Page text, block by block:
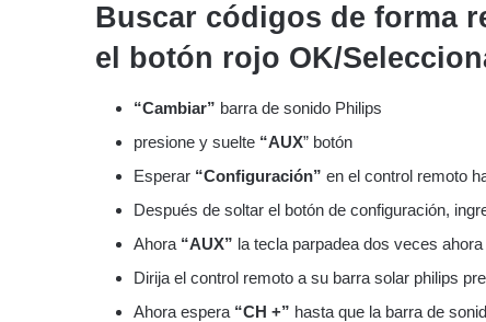
Buscar códigos de forma
el botón rojo OK/
“Cambiar” barra de sonido Philips
presione y suelte “AUX” botón
Esperar “Configuración” en el control remoto
Después de soltar el botón de configuración,
Ahora “AUX” la tecla parpadea dos veces ahora
Dirija el control remoto a su barra solar philips
Ahora espera “CH +” hasta que la barra de